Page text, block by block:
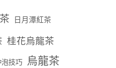
日月潭紅茶
桂花烏龍茶
泡技巧 烏龍茶